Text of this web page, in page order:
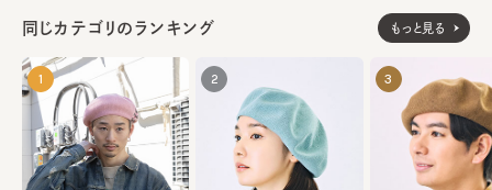
同じカテゴリのランキング もっと見る
1 2 3